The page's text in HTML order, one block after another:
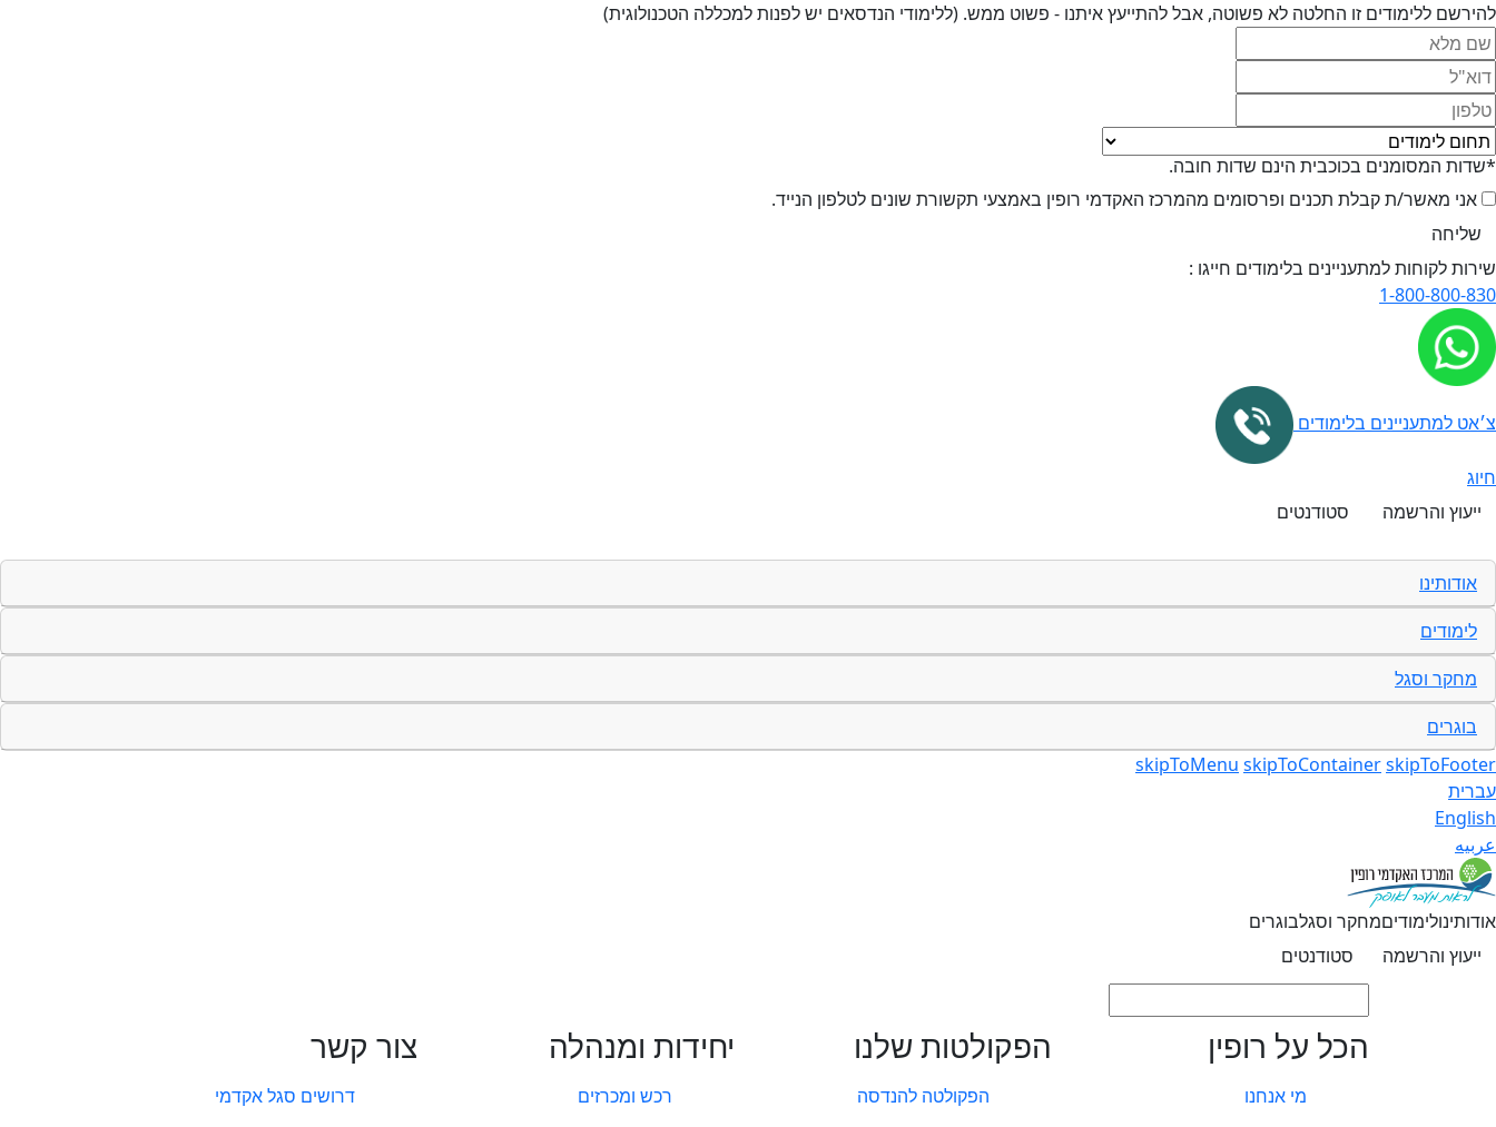
להירשם ללימודים זו החלטה לא פשוטה, אבל להתייעץ איתנו - פשוט ממש. (ללימודי הנדסאים יש לפנות למכללה הטכנולוגית)
*שדות המסומנים בכוכבית הינם שדות חובה.
אני מאשר/ת קבלת תכנים ופרסומים מהמרכז האקדמי רופין באמצעי תקשורת שונים לטלפון הנייד.
שירות לקוחות למתעניינים בלימודים חייגו :
1-800-800-830
צ׳אט למתעניינים בלימודים
חיוג
ייעוץ והרשמה
סטודנטים
אודותינו
לימודים
מחקר וסגל
בוגרים
skipToMenu skipToContainerskipToFooter
עברית
English
عربيه
אודותינולימודיםמחקר וסגלבוגרים
ייעוץ והרשמה
סטודנטים
הכל על רופין
מי אנחנו
הפקולטות שלנו
הפקולטה להנדסה
יחידות ומנהלה
רכש ומכרזים
צור קשר
דרושים סגל אקדמי